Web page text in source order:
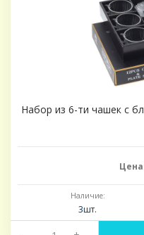
Набор из 6-ти чашек с
Наличие:
3шт.